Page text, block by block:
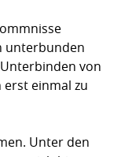
unterbunden
von
erst einmal zu
Unter den